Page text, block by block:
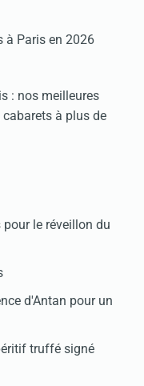
à Paris en 2026
: nos meilleures
cabarets à plus de
le réveillon du
d'Antan pour un
truffé signé